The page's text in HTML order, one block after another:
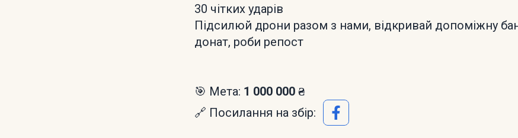
30 чітких ударів
Підсилюй дрони разом з нами, відкривай допоміжну
донат, роби репост
🎯 Мета: 1 000 000 ₴
🔗 Посилання на збір: